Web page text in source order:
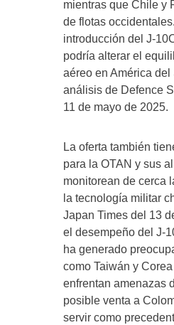
mientras que Chile y
de flotas
introducción del J-
podría alterar el
aéreo en América del
análisis de Defence
11 de mayo de 2025.
La oferta también
para la OTAN y sus
monitorean de cerca
la tecnología militar
Japan Times del 13
el desempeño del J-
ha generado
como Taiwán y
enfrentan amenazas
posible venta a
servir como